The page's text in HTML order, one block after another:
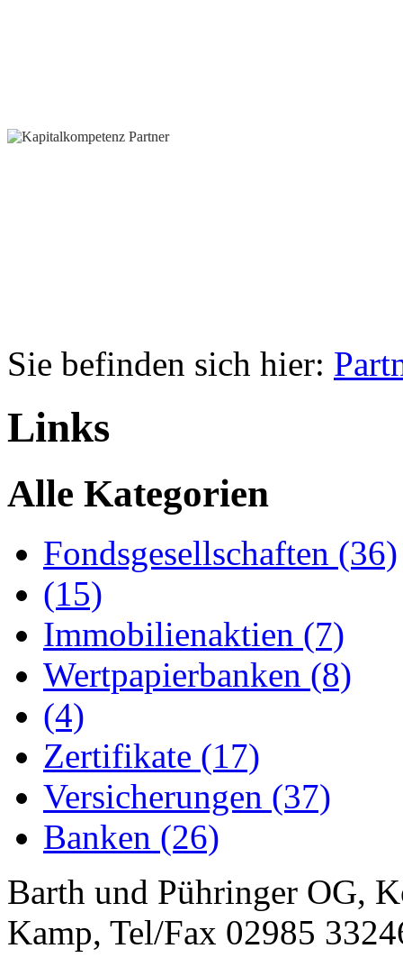
Sie befinden sich hier:
Links
Alle Kategorien
Fondsgesellschaften (36)
(15)
Immobilienaktien (7)
Wertpapierbanken (8)
(4)
Zertifikate (17)
Versicherungen (37)
Banken (26)
Barth und Pühringer OG,
Kamp, Tel/Fax 02985